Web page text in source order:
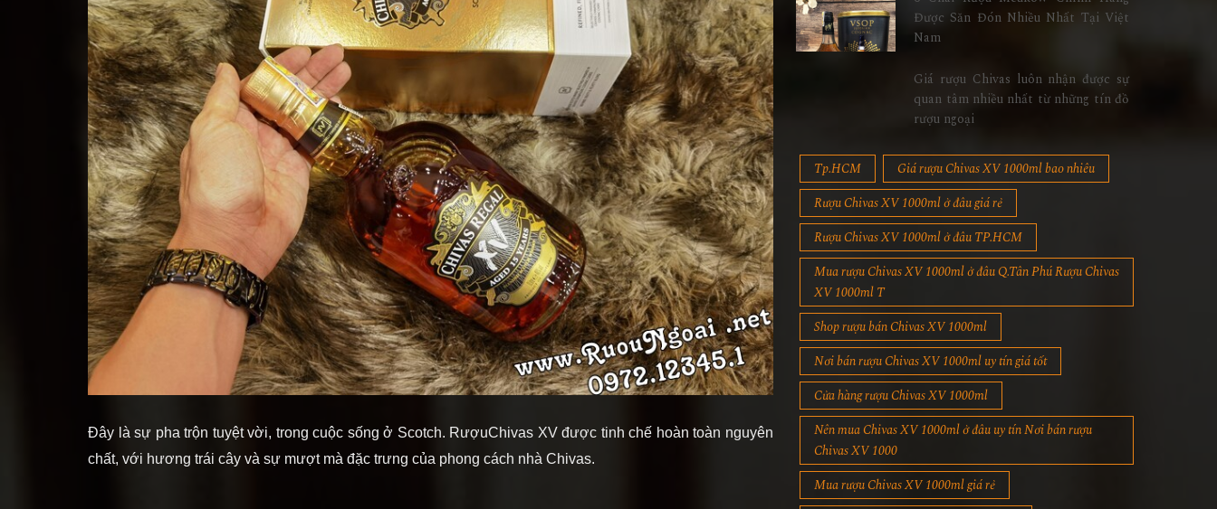
Đây là sự pha trộn tuyệt vời, trong cuộc sống ở Scotch. RượuChivas XV được tinh chế hoàn toàn nguyên
chất, với hương trái cây và sự mượt mà đặc trưng của phong cách nhà Chivas.
Được Săn Đón Nhiều Nhất Tại Việt
Nam
Giá rượu Chivas luôn nhận được sự
quan tâm nhiều nhất từ những tín đồ
rượu ngoại
Tp.HCM
Giá rượu Chivas XV 1000ml bao nhiêu
Rượu Chivas XV 1000ml ở đâu giá rẻ
Rượu Chivas XV 1000ml ở đâu TP.HCM
Mua rượu Chivas XV 1000ml ở đâu Q.Tân Phú Rượu Chivas
XV 1000ml T
Shop rượu bán Chivas XV 1000ml
Nơi bán rượu Chivas XV 1000ml uy tín giá tốt
Cửa hàng rượu Chivas XV 1000ml
Nên mua Chivas XV 1000ml ở đâu uy tín Nơi bán rượu
Chivas XV 1000
Mua rượu Chivas XV 1000ml giá rẻ